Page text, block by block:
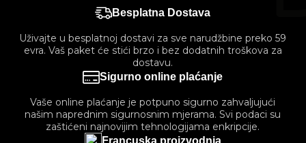
Besplatna Dostava
Uživajte u besplatnoj dostavi za sve narudžbine preko 59
evra. Vaš paket će stići brzo i bez dodatnih troškova za
dostavu.
Sigurno online plaćanje
Vaše online plaćanje je potpuno sigurno zahvaljujući
našim naprednim sigurnosnim mjerama. Svi podaci su
zaštićeni najnovijim tehnologijama enkripcije.